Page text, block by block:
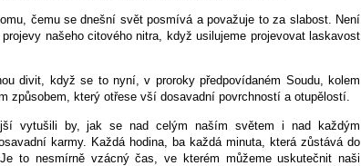
čemu se dnešní svět posmívá a považuje to za slabost. Není
našeho citového nitra, když usilujeme projevovat laskavost
divit, když se to nyní, v proroky předpovídaném Soudu, kolem
způsobem, který otřese vší dosavadní povrchností a otupělostí.
vytušili by, jak se nad celým naším světem i nad každým
karmy. Každá hodina, ba každá minuta, která zůstává do
to nesmírně vzácný čas, ve kterém můžeme uskutečnit naši